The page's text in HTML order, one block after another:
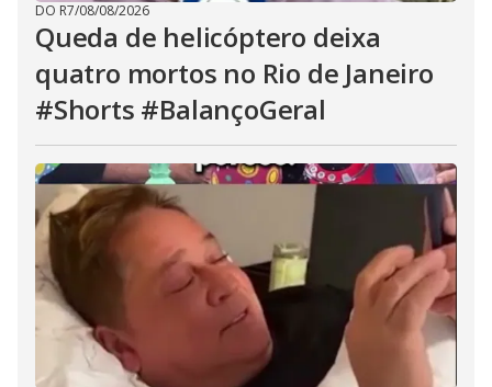
DO R7/08/08/2026
Queda de helicóptero deixa
quatro mortos no Rio de Janeiro
#Shorts #BalançoGeral